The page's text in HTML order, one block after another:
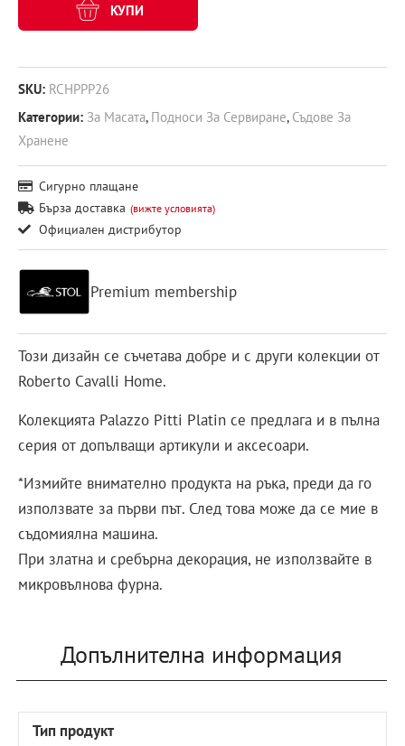
КУПИ
SKU: RCHPPP26
Категории: За Масата, Подноси За Сервиране, Съдове За
Хранене
Сигурно плащане
Бърза доставка (вижте условията)
Официален дистрибутор
Premium membership
Този дизайн се съчетава добре и с други колекции от
Roberto Cavalli Home.
Колекцията Palazzo Pitti Platin се предлага и в пълна
серия от допълващи артикули и аксесоари.
*Измийте внимателно продукта на ръка, преди да го
използвате за първи път. След това може да се мие в
съдомиялна машина.
При златна и сребърна декорация, не използвайте в
микровълнова фурна.
Допълнителна информация
Тип продукт